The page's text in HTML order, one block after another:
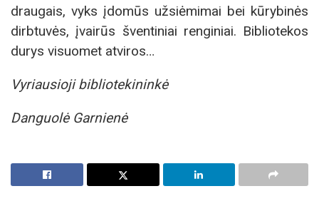
draugais, vyks įdomūs užsiėmimai bei kūrybinės
dirbtuvės, įvairūs šventiniai renginiai. Bibliotekos
durys visuomet atviros…
Vyriausioji bibliotekininkė
Danguolė Garnienė